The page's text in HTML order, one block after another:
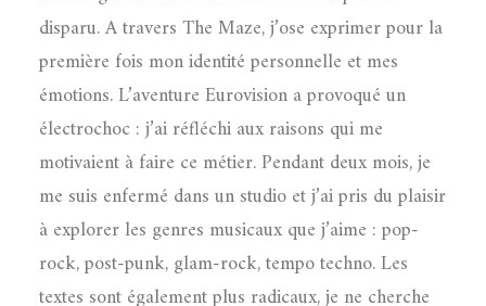
disparu. A travers The Maze, j’ose exprimer pour la
première fois mon identité personnelle et mes
émotions. L’aventure Eurovision a provoqué un
électrochoc : j’ai réfléchi aux raisons qui me
motivaient à faire ce métier. Pendant deux mois, je
me suis enfermé dans un studio et j’ai pris du plaisir
à explorer les genres musicaux que j’aime : pop-
rock, post-punk, glam-rock, tempo techno. Les
textes sont également plus radicaux, je ne cherche